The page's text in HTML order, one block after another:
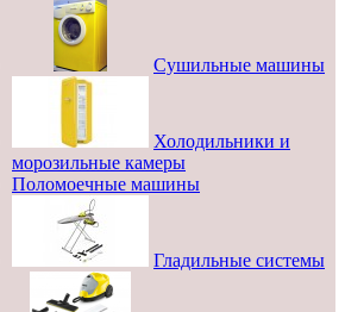
Сушильные машины
Холодильники и
морозильные камеры
Поломоечные машины
Гладильные системы